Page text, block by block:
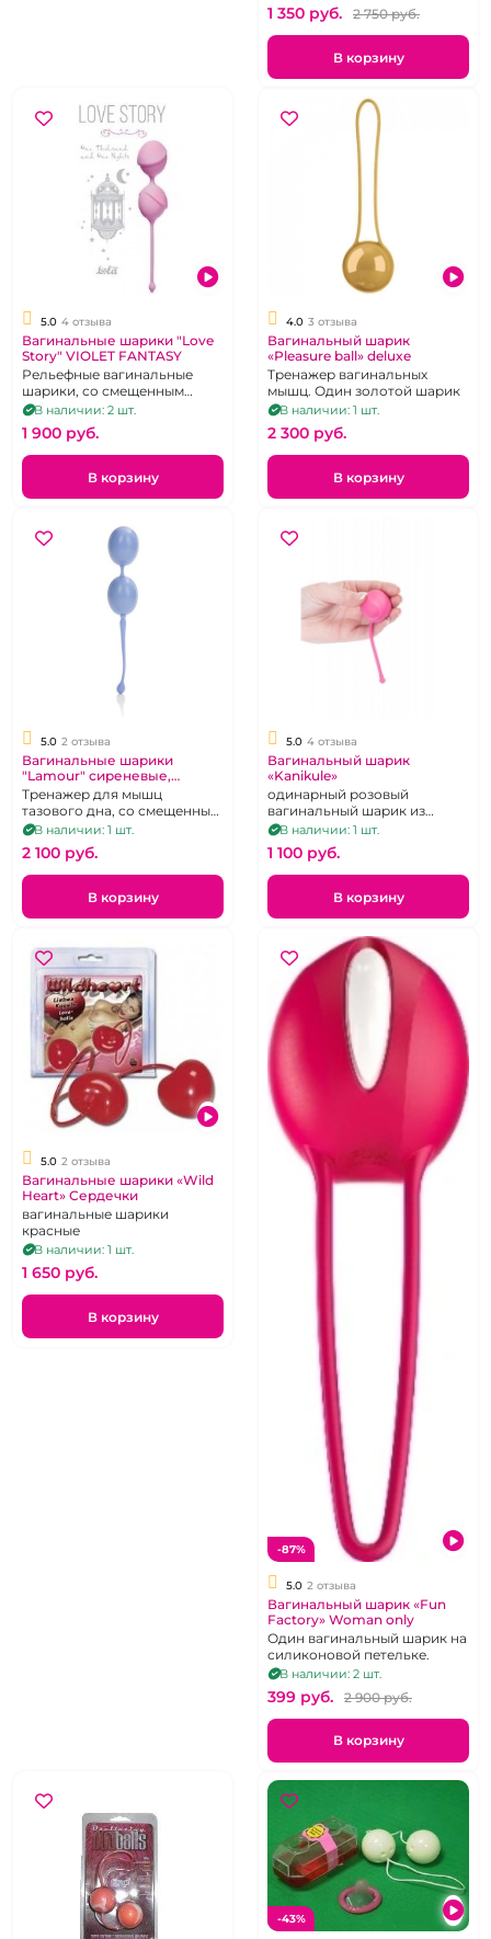
1 350 pуб. 2 750 pуб.
В корзину
5.0 4 отзыва
Вагинальные шарики "Love
Story" VIOLET FANTASY
Рельефные вагинальные
шарики, со смещенным
центром тяжести .
В наличии: 2 шт.
1 900 pуб.
В корзину
4.0 3 отзыва
Вагинальный шарик
«Pleasure ball» deluxe
Тренажер вагинальных
мышц. Один золотой шарик
В наличии: 1 шт.
2 300 pуб.
В корзину
5.0 2 отзыва
Вагинальные шарики
"Lamour" сиреневые,
пластиковые двойные
Тренажер для мышц
тазового дна, со смещенным
центром тяжести
В наличии: 1 шт.
2 100 pуб.
В корзину
5.0 4 отзыва
Вагинальный шарик
«Kanikule»
одинарный розовый
вагинальный шарик из
силикона с хвостиком
В наличии: 1 шт.
1 100 pуб.
В корзину
5.0 2 отзыва
Вагинальные шарики «Wild
Heart» Сердечки
вагинальные шарики
красные
В наличии: 1 шт.
1 650 pуб.
В корзину
-87%
5.0 2 отзыва
Вагинальный шарик «Fun
Factory» Woman only
Один вагинальный шарик на
силиконовой петельке.
В наличии: 2 шт.
399 pуб. 2 900 pуб.
В корзину
-43%